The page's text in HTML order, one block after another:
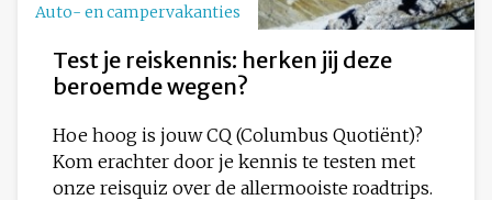
Auto- en campervakanties
Test je reiskennis: herken jij deze
beroemde wegen?
Hoe hoog is jouw CQ (Columbus Quotiënt)?
Kom erachter door je kennis te testen met
onze reisquiz over de allermooiste roadtrips.